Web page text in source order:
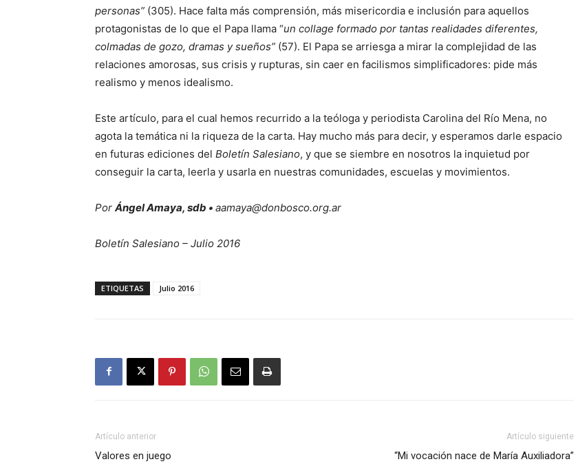
personas” (305). Hace falta más comprensión, más misericordia e inclusión para aquellos
protagonistas de lo que el Papa llama “un collage formado por tantas realidades diferentes,
colmadas de gozo, dramas y sueños” (57). El Papa se arriesga a mirar la complejidad de las
relaciones amorosas, sus crisis y rupturas, sin caer en facilismos simplificadores: pide más
realismo y menos idealismo.
Este artículo, para el cual hemos recurrido a la teóloga y periodista Carolina del Río Mena, no
agota la temática ni la riqueza de la carta. Hay mucho más para decir, y esperamos darle espacio
en futuras ediciones del Boletín Salesiano, y que se siembre en nosotros la inquietud por
conseguir la carta, leerla y usarla en nuestras comunidades, escuelas y movimientos.
Por Ángel Amaya, sdb • aamaya@donbosco.org.ar
Boletín Salesiano – Julio 2016
ETIQUETAS Julio 2016
Artículo anterior
Valores en juego
Artículo siguiente
“Mi vocación nace de María Auxiliadora”